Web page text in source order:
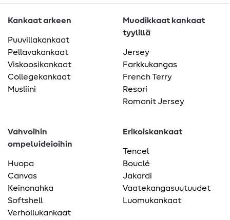
Kankaat arkeen
Puuvillakankaat
Pellavakankaat
Viskoosikankaat
Collegekankaat
Musliini
Muodikkaat kankaat
tyylillä
Jersey
Farkkukangas
French Terry
Resori
Romanit Jersey
Vahvoihin
ompeluideioihin
Huopa
Canvas
Keinonahka
Softshell
Verhoilukankaat
Erikoiskankaat
Tencel
Bouclé
Jakardi
Vaatekangasuutuudet
Luomukankaat